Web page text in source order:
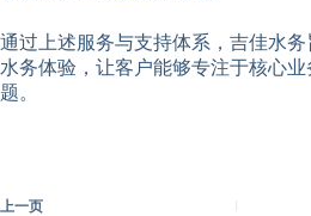
通过上述服务与支持体系，吉佳水
水务体验，让客户能够专注于核心
题。
上一页